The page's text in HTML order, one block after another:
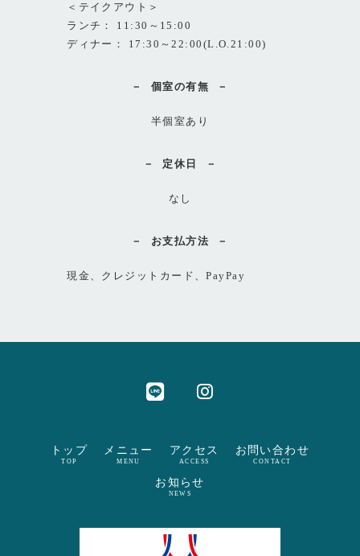
＜テイクアウト＞
ランチ： 11:30～15:00
ディナー： 17:30～22:00(L.O.21:00)
個室の有無
半個室あり
定休日
なし
お支払方法
現金、クレジットカード、PayPay
トップ
TOP
メニュー
MENU
アクセス
ACCESS
お問い合わせ
CONTACT
お知らせ
NEWS